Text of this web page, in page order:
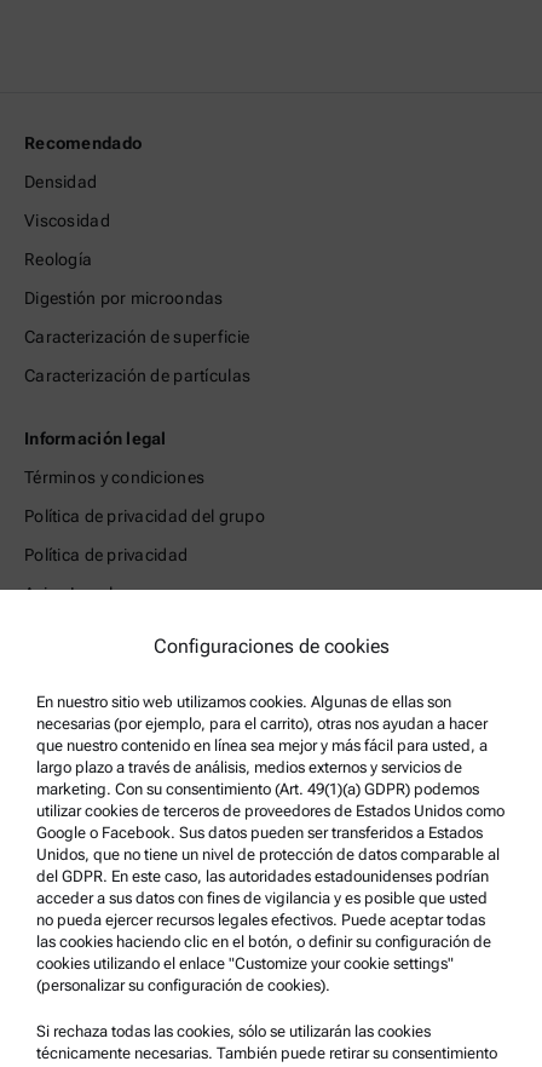
Recomendado
Densidad
Viscosidad
Reología
Digestión por microondas
Caracterización de superficie
Caracterización de partículas
Información legal
Términos y condiciones
Política de privacidad del grupo
Política de privacidad
Aviso Legal
Sistema de denuncia de irregularidades
Asistencia para el producto
Anton Paar Certified Service
Declaración de seguridad
Centros técnicos Anton Paar
Comuníquese con nosotros
Información de la empresa
Empresa
Configuraciones de cookies
En nuestro sitio web utilizamos cookies. Algunas de ellas son
necesarias (por ejemplo, para el carrito), otras nos ayudan a hacer
que nuestro contenido en línea sea mejor y más fácil para usted, a
largo plazo a través de análisis, medios externos y servicios de
marketing. Con su consentimiento (Art. 49(1)(a) GDPR) podemos
utilizar cookies de terceros de proveedores de Estados Unidos como
Google o Facebook. Sus datos pueden ser transferidos a Estados
Unidos, que no tiene un nivel de protección de datos comparable al
del GDPR. En este caso, las autoridades estadounidenses podrían
acceder a sus datos con fines de vigilancia y es posible que usted
no pueda ejercer recursos legales efectivos. Puede aceptar todas
las cookies haciendo clic en el botón, o definir su configuración de
cookies utilizando el enlace "Customize your cookie settings"
(personalizar su configuración de cookies).
Si rechaza todas las cookies, sólo se utilizarán las cookies
técnicamente necesarias. También puede retirar su consentimiento